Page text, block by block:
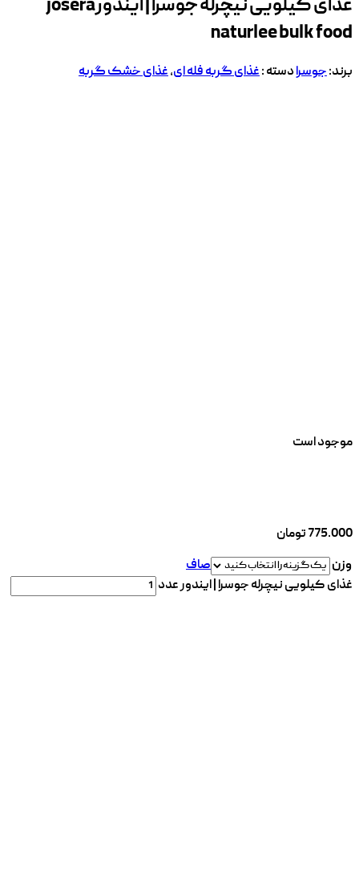
غذای کیلویی نیچرله جوسرا | ایندورjosera
naturlee bulk food
برند:جوسرادسته :غذای گربه فله ای,غذای خشک گربه
موجود است
775.000تومان
وزن
صاف
غذای کیلویی نیچرله جوسرا | ایندور عدد